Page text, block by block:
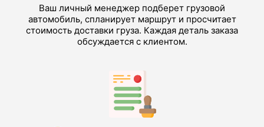
Ваш личный менеджер подберет грузовой
автомобиль, спланирует маршрут и просчитает
стоимость доставки груза. Каждая деталь заказа
обсуждается с клиентом.